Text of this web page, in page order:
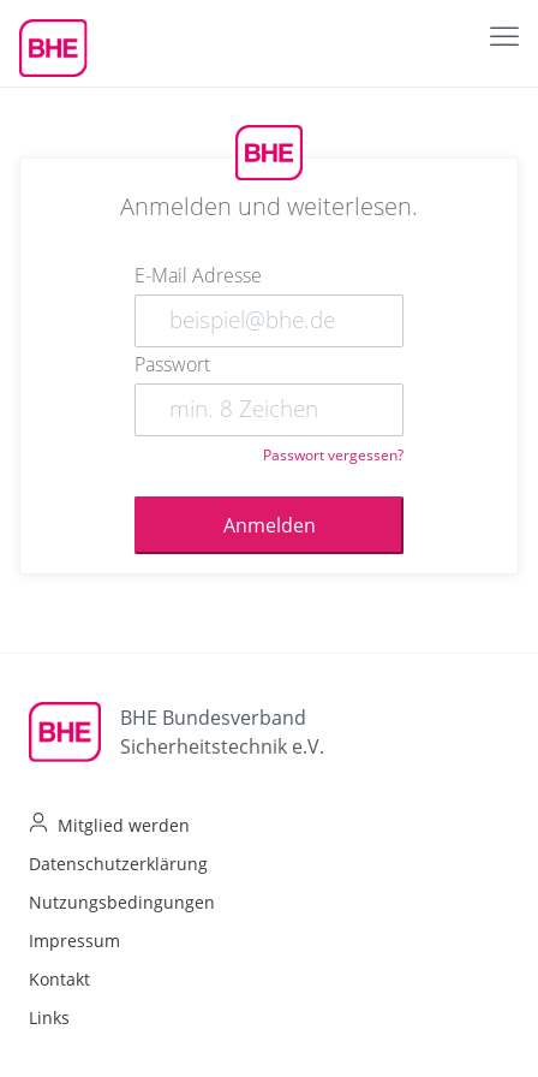
Anmelden und weiterlesen.
E-Mail Adresse
Passwort
Passwort vergessen?
Anmelden
BHE Bundesverband
Sicherheitstechnik e.V.
Mitglied werden
Datenschutzerklärung
Nutzungsbedingungen
Impressum
Kontakt
Links